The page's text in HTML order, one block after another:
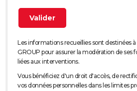
Les informations recueillies sont destinées
GROUP pour assurer la modération de ses
liées aux interventions.
Vous bénéficiez d'un droit d'accès, de
vos données personnelles dans les limites